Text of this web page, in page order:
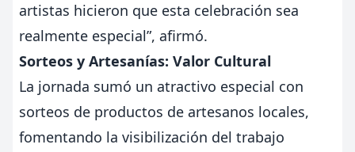
artistas hicieron que esta celebración sea
realmente especial”, afirmó.
Sorteos y Artesanías: Valor Cultural
La jornada sumó un atractivo especial con
sorteos de productos de artesanos locales,
fomentando la visibilización del trabajo